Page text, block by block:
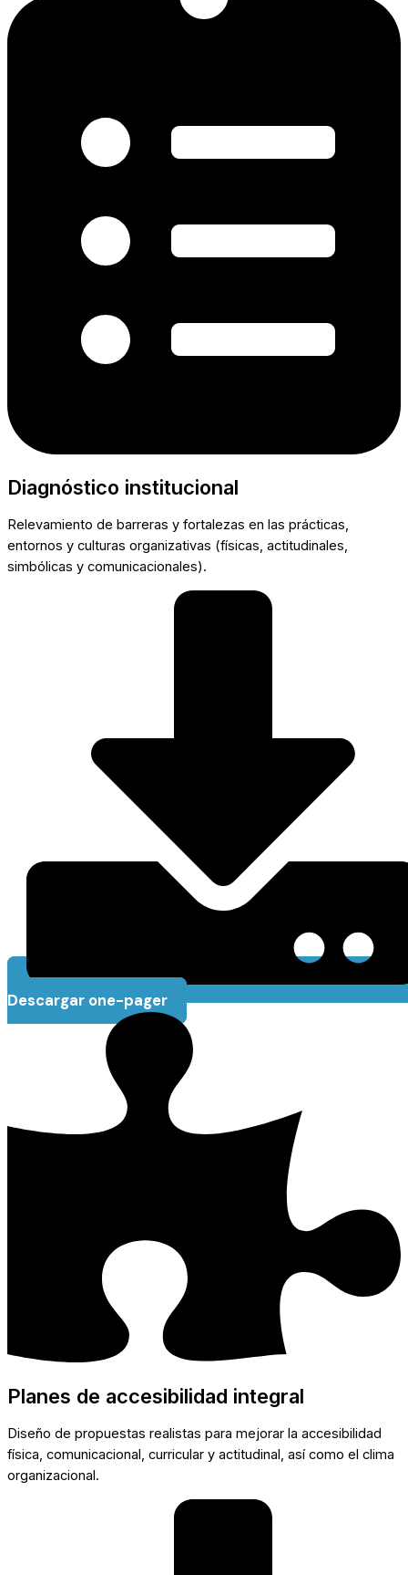
Diagnóstico institucional
Relevamiento de barreras y fortalezas en las prácticas,
entornos y culturas organizativas (físicas, actitudinales,
simbólicas y comunicacionales).
Descargar one-pager
Planes de accesibilidad integral
Diseño de propuestas realistas para mejorar la accesibilidad
física, comunicacional, curricular y actitudinal, así como el clima
organizacional.